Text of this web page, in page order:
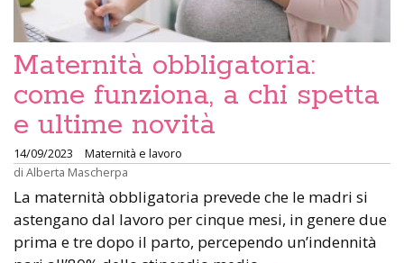
Maternità obbligatoria:
come funziona, a chi spetta
e ultime novità
14/09/2023
Maternità e lavoro
di Alberta Mascherpa
La maternità obbligatoria prevede che le madri si
astengano dal lavoro per cinque mesi, in genere due
prima e tre dopo il parto, percependo un’indennità